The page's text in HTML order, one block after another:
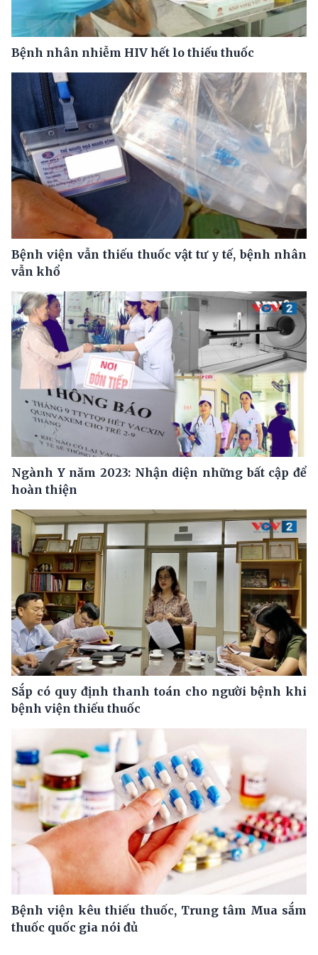
Bệnh nhân nhiễm HIV hết lo thiếu thuốc
Bệnh viện vẫn thiếu thuốc vật tư y tế, bệnh nhân
vẫn khổ
Ngành Y năm 2023: Nhận diện những bất cập để
hoàn thiện
Sắp có quy định thanh toán cho người bệnh khi
bệnh viện thiếu thuốc
Bệnh viện kêu thiếu thuốc, Trung tâm Mua sắm
thuốc quốc gia nói đủ